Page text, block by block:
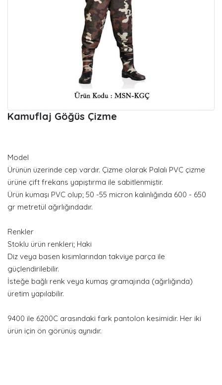
Kamuflaj Göğüs Çizme
Model
Ürünün üzerinde cep vardır. Çizme olarak Palalı PVC çizme
ürüne çift frekans yapıştırma ile sabitlenmiştir.
Ürün kumaşı PVC olup; 50 -55 micron kalınlığında 600 - 650
gr metretül ağırlığındadır.
Renkler
Stoklu ürün renkleri; Haki
Diz veya basen kısımlarından takviye parça ile
güçlendirilebilir.
İsteğe bağlı renk veya kumaş gramajında (ağırlığında)
üretim yapılabilir.
9400 ile 6200C arasındaki fark pantolon kesimidir. Her iki
ürün için ön görünüş aynıdır.